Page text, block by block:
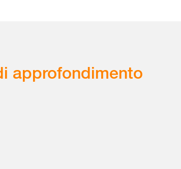
approfondimento